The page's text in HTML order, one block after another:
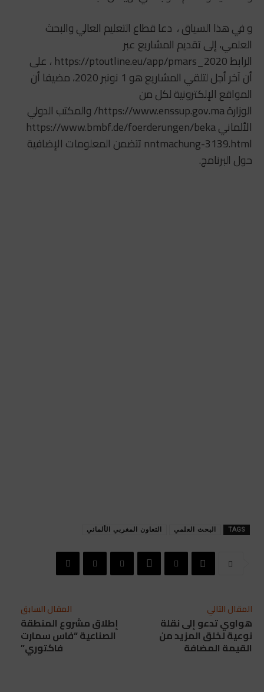
و في هذا السياق ، دعا قطاع التعليم العالي والبحث
العلمي، إلى تقديم المشاريع عبر
الرابط https://ptoutline.eu/app/pmars_2020 ، على
أن آخر أجل لتلقي المشاريع هو 1 نونبر 2020، مضيفا أن
المواقع الإلكترونية لكل من
الوزارة https://www.enssup.gov.ma/ والمكتب الدولي
الألماني https://www.bmbf.de/foerderungen/beka
nntmachung-3139.html تتضمن المعلومات الإضافية
حول البرنامج.
TAGS البحث العلمي التعاون المغربي الألماني
المقال السابق
إطلاق مشروع المنطقة
الصناعية “فاس سمارت
فاكتوري”
المقال التالي
هواوي تدعو إلى نقلة
نوعية لخلق المزيد من
القيمة المضافة